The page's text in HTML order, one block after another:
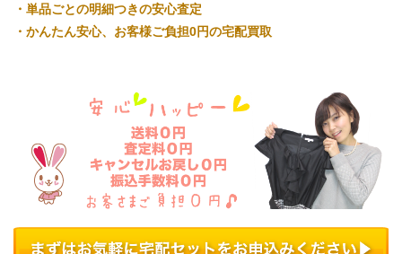
・単品ごとの明細つきの安心査定
・かんたん安心、お客様ご負担0円の宅配買取